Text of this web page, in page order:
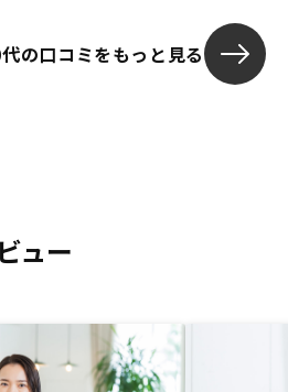
の口コミをもっと見る
ュー